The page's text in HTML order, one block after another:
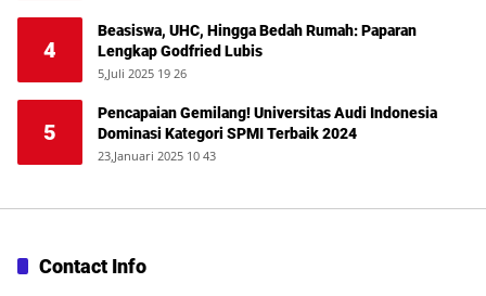
4
Beasiswa, UHC, Hingga Bedah Rumah: Paparan
Lengkap Godfried Lubis
5,Juli 2025 19 26
5
Pencapaian Gemilang! Universitas Audi Indonesia
Dominasi Kategori SPMI Terbaik 2024
23,Januari 2025 10 43
Contact Info